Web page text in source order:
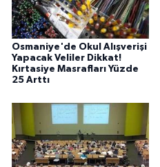
Osmaniye'de Okul Alışverişi
Yapacak Veliler Dikkat!
Kırtasiye Masrafları Yüzde
25 Arttı